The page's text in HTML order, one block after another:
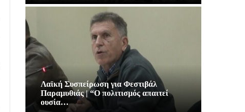
Λαϊκή Συσπείρωση για Φεστιβάλ
Παραμυθιάς | “Ο πολιτισμός απαιτεί
ουσία…